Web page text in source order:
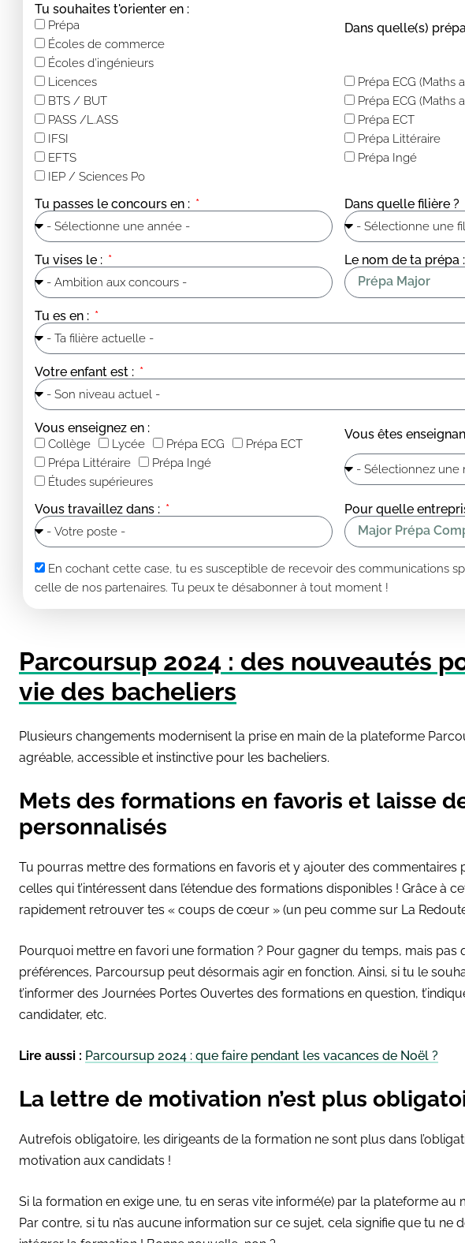
Tu souhaites t'orienter en :
Prépa
Écoles de commerce
Écoles d’ingénieurs
Licences
BTS / BUT
PASS /L.ASS
IFSI
EFTS
IEP / Sciences Po
Dans quelle(s)
Prépa ECG (Maths
Prépa ECG (Maths
Prépa ECT
Prépa Littéraire
Prépa Ingé
Tu passes le concours en : Dans quelle filière ?
Tu vises le : Le nom de ta prépa :
Tu es en :
Votre enfant est :
Vous enseignez en :
Collège Lycée Prépa ECG
Prépa ECT
Prépa Littéraire
Prépa Ingé
Études supérieures
Vous êtes
Vous travaillez dans : Pour quelle
En cochant cette case, tu es susceptible de recevoir des communications
celle de nos partenaires. Tu peux te désabonner à tout moment !
Parcoursup 2024 : des nouveautés
vie des bacheliers
Plusieurs changements modernisent la prise en main de la plateforme
agréable, accessible et instinctive pour les bacheliers.
Mets des formations en favoris et laisse
personnalisés
Tu pourras mettre des formations en favoris et y ajouter des commentaires
celles qui t’intéressent dans l’étendue des formations disponibles ! Grâce à
rapidement retrouver tes « coups de cœur » (un peu comme sur La
Pourquoi mettre en favori une formation ? Pour gagner du temps, mais pas
préférences, Parcoursup peut désormais agir en fonction. Ainsi, si tu le
t’informer des Journées Portes Ouvertes des formations en question,
candidater, etc.
Lire aussi : Parcoursup 2024 : que faire pendant les vacances de Noël ?
La lettre de motivation n’est plus
Autrefois obligatoire, les dirigeants de la formation ne sont plus dans
motivation aux candidats !
Si la formation en exige une, tu en seras vite informé(e) par la plateforme au
Par contre, si tu n’as aucune information sur ce sujet, cela signifie que tu ne